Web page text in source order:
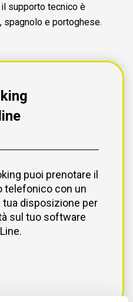
supporto tecnico è
e portoghese.
puoi prenotare il
telefonico con un
tua disposizione per
sul tuo software